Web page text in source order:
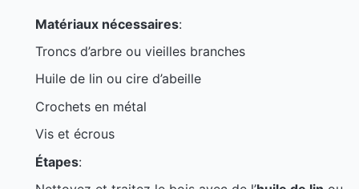
Matériaux nécessaires:
Troncs d’arbre ou vieilles branches
Huile de lin ou cire d’abeille
Crochets en métal
Vis et écrous
Étapes: